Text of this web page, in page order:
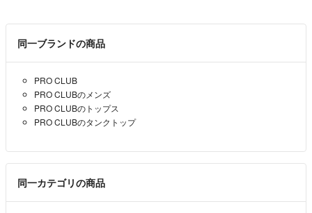
なるべく迅速な対応を心がけておりますが、仕事の都合で遅れる場合もご
最後までお読みいただきありがとうございます。
新品未使用ですが、未開封・完璧をお求めの方はご遠慮ください。
◯商品の値下げしておりませんので、現在表示価格にてご検討をお願い
いたします。
◯基本的に匿名配送のため、到着日はわかりかねます。
◯基本送料込みでの出品ですので、一番安い方法で送らせていただきま
すので、発送方法を変更する場合がございます。
また同梱が可能なものは同梱対応させて頂く事がございます。
同一ブランドの商品
PRO CLUB
PRO CLUBのメンズ
PRO CLUBのトップス
PRO CLUBのタンクトップ
同一カテゴリの商品